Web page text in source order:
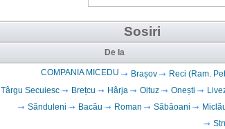
Sosiri
De la
COMPANIA MICEDU Brașov
Reci (Ram.
Târgu Secuiesc
Brețcu Hârja Oituz Onești
Sănduleni
Bacău Roman Săbăoani